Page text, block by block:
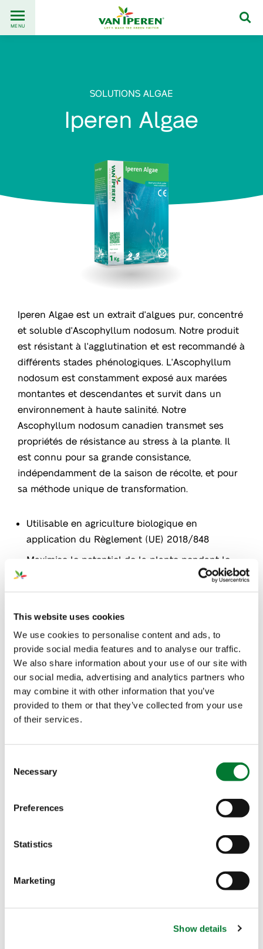
This website uses cookies
We use cookies to personalise content and ads, to
provide social media features and to analyse our traffic.
We also share information about your use of our site with
our social media, advertising and analytics partners who
may combine it with other information that you’ve
provided to them or that they’ve collected from your use
of their services.
Selection
Necessary
Preferences
Statistics
Marketing
Show details
content
Back
to
MENU
SOLUTIONS ALGAE
Iperen Algae
Iperen Algae est un extrait d'algues pur, concentré
et soluble d'Ascophyllum nodosum. Notre produit
est résistant à l'agglutination et est recommandé à
différents stades phénologiques. L'Ascophyllum
nodosum est constamment exposé aux marées
montantes et descendantes et survit dans un
environnement à haute salinité. Notre
Ascophyllum nodosum canadien transmet ses
propriétés de résistance au stress à la plante. Il
est connu pour sa grande consistance,
indépendamment de la saison de récolte, et pour
sa méthode unique de transformation.
Utilisable en agriculture biologique en
application du Règlement (UE) 2018/848
Maximise le potentiel de la plante pendant le
stress abiotique, favorise le développement
racinaire et la bonne implantation de la culture
Application
Objectif agronomique
Certifications
The Van Iperen International Team
Contact